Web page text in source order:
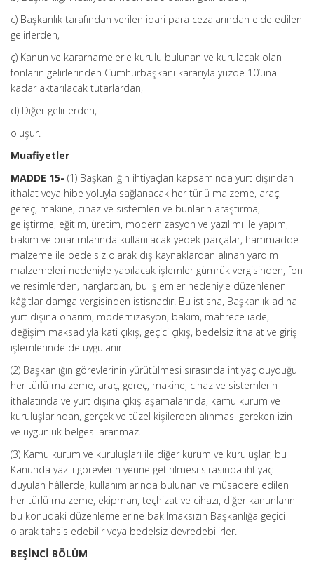
c) Başkanlık tarafından verilen idari para cezalarından elde edilen
gelirlerden,
ç) Kanun ve kararnamelerle kurulu bulunan ve kurulacak olan
fonların gelirlerinden Cumhurbaşkanı kararıyla yüzde 10’una
kadar aktarılacak tutarlardan,
d) Diğer gelirlerden,
oluşur.
Muafiyetler
MADDE 15- (1) Başkanlığın ihtiyaçları kapsamında yurt dışından
ithalat veya hibe yoluyla sağlanacak her türlü malzeme, araç,
gereç, makine, cihaz ve sistemleri ve bunların araştırma,
geliştirme, eğitim, üretim, modernizasyon ve yazılımı ile yapım,
bakım ve onarımlarında kullanılacak yedek parçalar, hammadde
malzeme ile bedelsiz olarak dış kaynaklardan alınan yardım
malzemeleri nedeniyle yapılacak işlemler gümrük vergisinden, fon
ve resimlerden, harçlardan, bu işlemler nedeniyle düzenlenen
kâğıtlar damga vergisinden istisnadır. Bu istisna, Başkanlık adına
yurt dışına onarım, modernizasyon, bakım, mahrece iade,
değişim maksadıyla kati çıkış, geçici çıkış, bedelsiz ithalat ve giriş
işlemlerinde de uygulanır.
(2) Başkanlığın görevlerinin yürütülmesi sırasında ihtiyaç duyduğu
her türlü malzeme, araç, gereç, makine, cihaz ve sistemlerin
ithalatında ve yurt dışına çıkış aşamalarında, kamu kurum ve
kuruluşlarından, gerçek ve tüzel kişilerden alınması gereken izin
ve uygunluk belgesi aranmaz.
(3) Kamu kurum ve kuruluşları ile diğer kurum ve kuruluşlar, bu
Kanunda yazılı görevlerin yerine getirilmesi sırasında ihtiyaç
duyulan hâllerde, kullanımlarında bulunan ve müsadere edilen
her türlü malzeme, ekipman, teçhizat ve cihazı, diğer kanunların
bu konudaki düzenlemelerine bakılmaksızın Başkanlığa geçici
olarak tahsis edebilir veya bedelsiz devredebilirler.
BEŞİNCİ BÖLÜM